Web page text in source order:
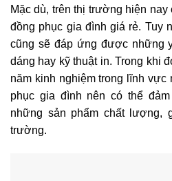
Mặc dù, trên thị trường hiện
đồng phục gia đình giá rẻ. Tuy
cũng sẽ đáp ứng được những
dáng hay kỹ thuật in. Trong khi
năm kinh nghiệm trong lĩnh vực
phục gia đình nên có thể
những sản phẩm chất lượng,
trường.